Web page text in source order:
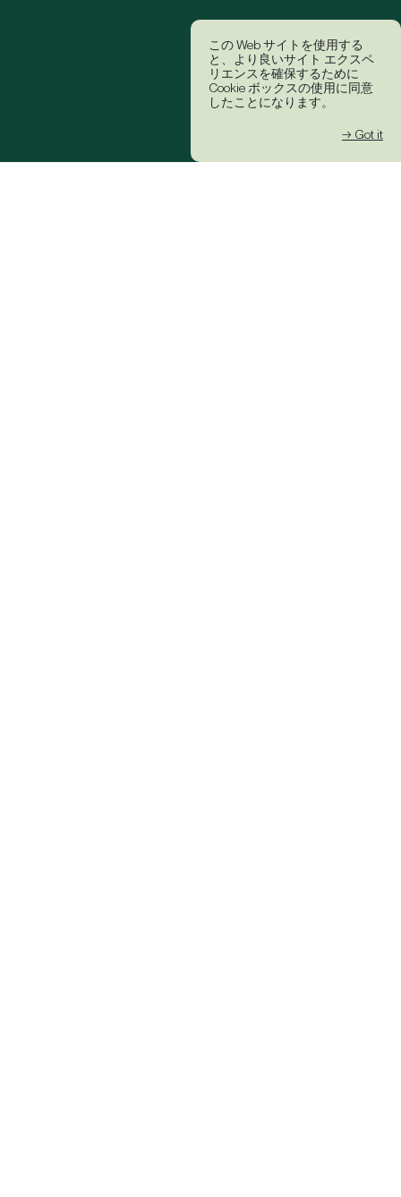
この Web サイトを使用する
と、より良いサイト エクスペ
リエンスを確保するために
Cookie ボックスの使用に同意
したことになります。
→ Got it